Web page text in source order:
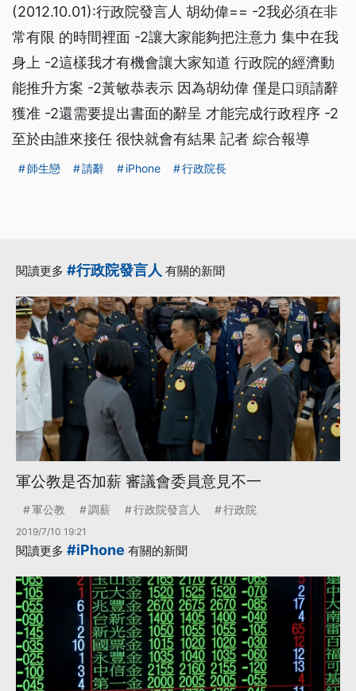
(2012.10.01):行政院發言人 胡幼偉== -2我必須在非
常有限 的時間裡面 -2讓大家能夠把注意力 集中在我
身上 -2這樣我才有機會讓大家知道 行政院的經濟動
能推升方案 -2黃敏恭表示 因為胡幼偉 僅是口頭請辭
獲准 -2還需要提出書面的辭呈 才能完成行政程序 -2
至於由誰來接任 很快就會有結果 記者 綜合報導
師生戀 請辭 iPhone 行政院長
閱讀更多 #行政院發言人 有關的新聞
軍公教是否加薪 審議會委員意見不一
軍公教 調薪 行政院發言人 行政院
2019/7/10 19:21
閱讀更多 #iPhone 有關的新聞